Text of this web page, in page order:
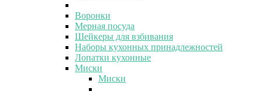
Воронки
Мерная посуда
Шейкеры для взбивания
Наборы кухонных принадлежностей
Лопатки кухонные
Миски
Миски